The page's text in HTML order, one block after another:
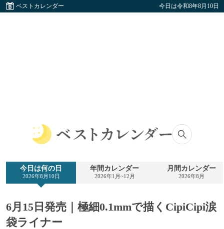
ベストカレンダー 今日は令和8年8月10日
ト
カ
ー
今日は何の日
2026年8月10日
年間カレンダー
2026年1月~12月
月間カレンダー
2026年8月
6月15日発売｜極細0.1mmで描くCipiCipi涙
袋ライナー